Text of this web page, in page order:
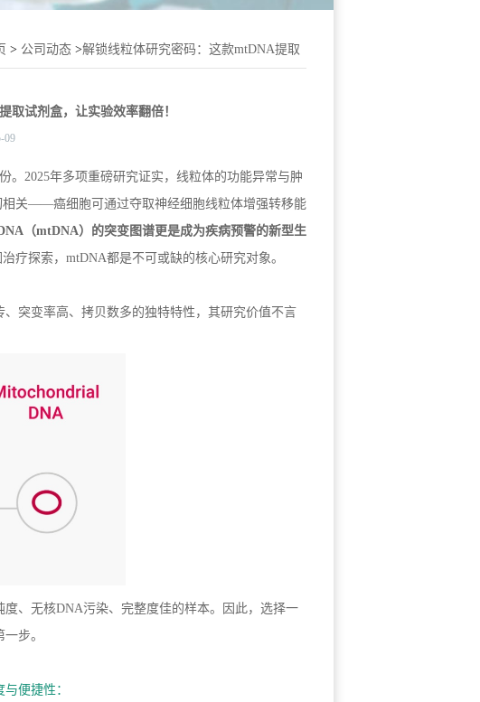
> 公司动态 >解锁线粒体研究密码：这款mtDNA提取
取试剂盒，让实验效率翻倍！
09
。2025年多项重磅研究证实，线粒体的功能异常与肿
关——癌细胞可通过夺取神经细胞线粒体增强转移能
（mtDNA）的突变图谱更是成为疾病预警的新型生
疗探索，mtDNA都是不可或缺的核心研究对象。
突变率高、拷贝数多的独特特性，其研究价值不言
、无核DNA污染、完整度佳的样本。因此，选择一
步。
便捷性：